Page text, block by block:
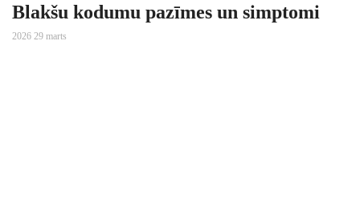
Blakšu kodumu pazīmes un simptomi
2026 29 marts